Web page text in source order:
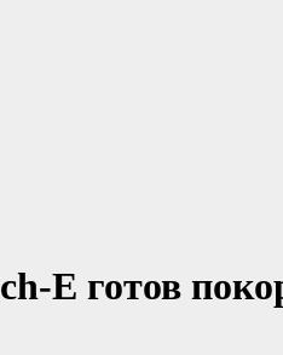
E готов